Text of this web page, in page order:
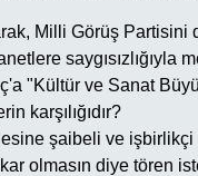
Milli Görüş Partisini
saygısızlığıyla
"Kültür ve Sanat
karşılığıdır?
şaibeli ve
olmasın diye tören